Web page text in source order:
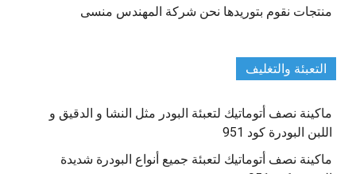
منتجات نقوم بتوريدها نحن شركة المهندس منسى
التعبئة والتغليف
ماكينة نصف أتوماتيك لتعبئة البودر مثل النشا و الدقيق و
اللبن البودرة كود 951
ماكينة نصف أتوماتيك لتعبئة جميع أنواع البودرة شديدة